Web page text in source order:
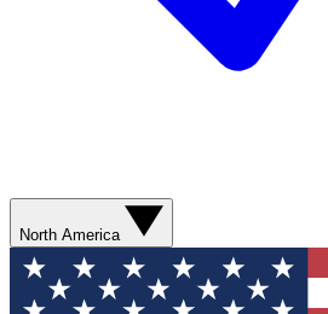
North America